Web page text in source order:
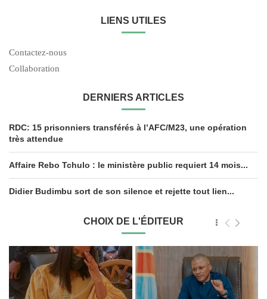
LIENS UTILES
Contactez-nous
Collaboration
DERNIERS ARTICLES
RDC: 15 prisonniers transférés à l’AFC/M23, une opération
très attendue
Affaire Rebo Tchulo : le ministère public requiert 14 mois...
Didier Budimbu sort de son silence et rejette tout lien...
CHOIX DE L'ÉDITEUR